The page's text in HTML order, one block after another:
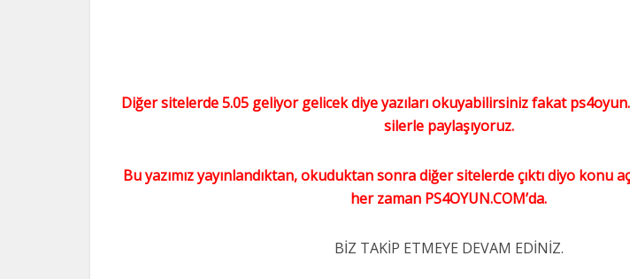
Diğer sitelerde 5.05 geliyor gelicek diye yazıları okuyabilirsiniz fakat
silerle paylaşıyoruz.
Bu yazımız yayınlandıktan, okuduktan sonra diğer sitelerde çıktı diyo konu
her zaman PS4OYUN.COM’da.
BİZ TAKİP ETMEYE DEVAM EDİNİZ.